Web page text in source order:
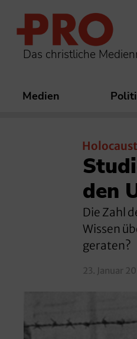
Das christliche
Medien
Holocaust
den
Die Zahl
Wissen
geraten?
23. Januar